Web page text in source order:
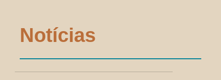
Notícias